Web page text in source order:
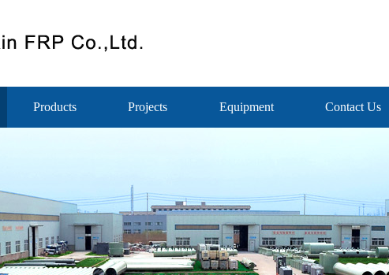
Products Projects Equipment Contact Us